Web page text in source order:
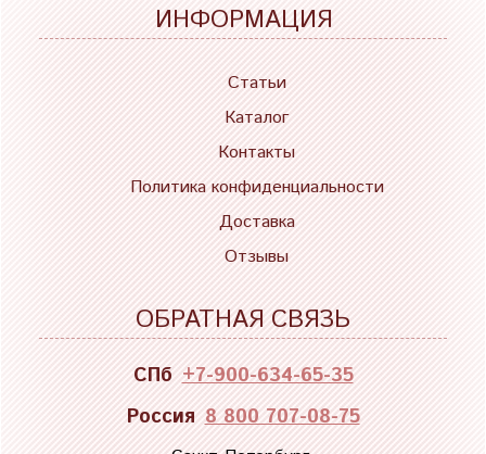
ИНФОРМАЦИЯ
Статьи
Каталог
Контакты
Политика конфиденциальности
Доставка
Отзывы
ОБРАТНАЯ СВЯЗЬ
СПб +7-900-634-65-35
Россия 8 800 707-08-75